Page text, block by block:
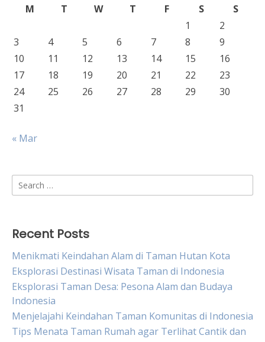
M
T W T F S
S
1
2
3
4 5 6 7 8
9
10
11 12 13 14 15
16
17
18 19 20 21 22
23
24
25 26 27 28 29
30
31
« Mar
Search
for:
Recent Posts
Menikmati Keindahan Alam di Taman Hutan Kota
Eksplorasi Destinasi Wisata Taman di Indonesia
Eksplorasi Taman Desa: Pesona Alam dan Budaya
Indonesia
Menjelajahi Keindahan Taman Komunitas di Indonesia
Tips Menata Taman Rumah agar Terlihat Cantik dan